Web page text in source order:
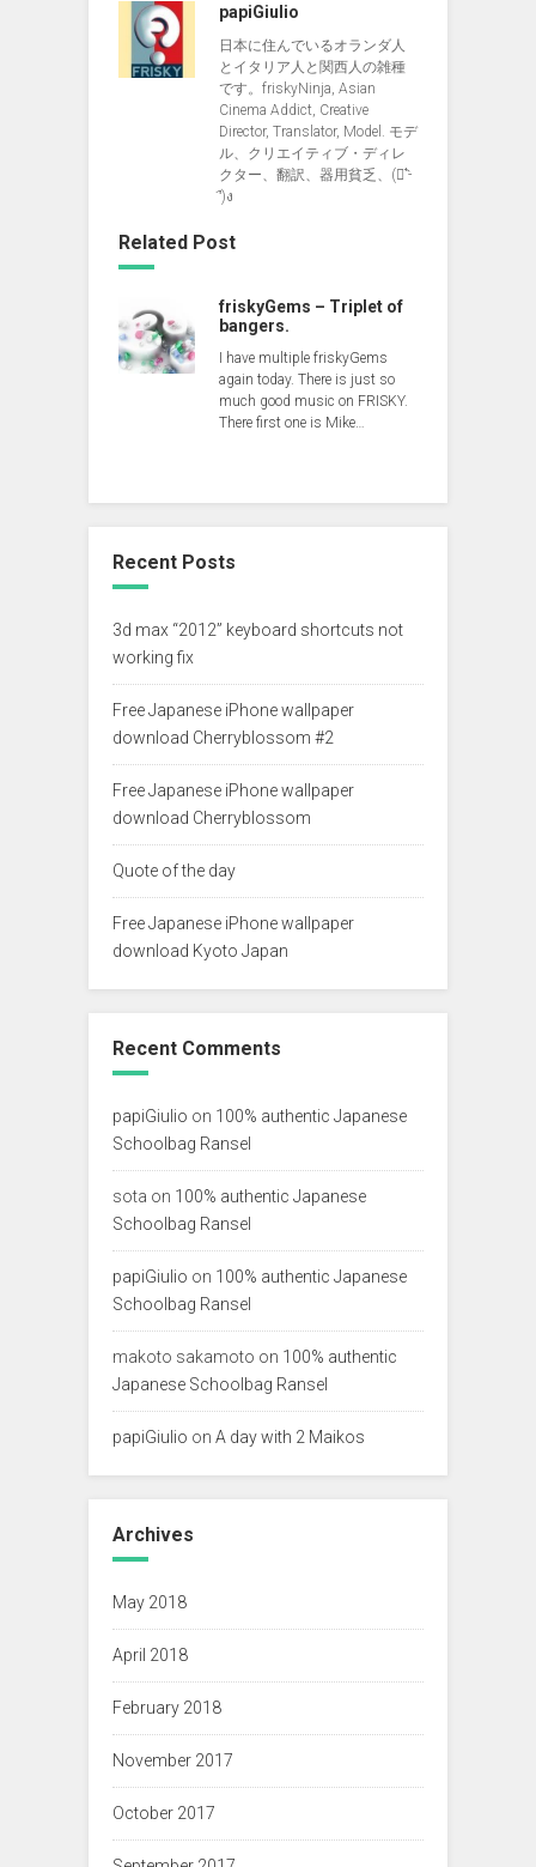
papiGiulio
日本に住んでいるオランダ人
とイタリア人と関西人の雑種
です。friskyNinja, Asian
Cinema Addict, Creative
Director, Translator, Model. モデ
ル、クリエイティブ・ディレ
クター、翻訳、器用貧乏、(ง︡'-
'︠)ง
Related Post
friskyGems – Triplet of
bangers.
I have multiple friskyGems
again today. There is just so
much good music on FRISKY.
There first one is Mike…
Recent Posts
3d max “2012” keyboard shortcuts not
working fix
Free Japanese iPhone wallpaper
download Cherryblossom #2
Free Japanese iPhone wallpaper
download Cherryblossom
Quote of the day
Free Japanese iPhone wallpaper
download Kyoto Japan
Recent Comments
papiGiulio on 100% authentic Japanese
Schoolbag Ransel
sota on 100% authentic Japanese
Schoolbag Ransel
papiGiulio on 100% authentic Japanese
Schoolbag Ransel
makoto sakamoto on 100% authentic
Japanese Schoolbag Ransel
papiGiulio on A day with 2 Maikos
Archives
May 2018
April 2018
February 2018
November 2017
October 2017